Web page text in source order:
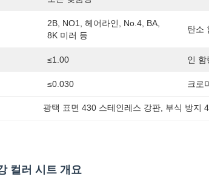
2B, NO1, 헤어라인, No.4, BA,
8K 미러 등
탄소
≤1.00 인 함
≤0.030 크로
광택 표면 430 스테인레스 강판 부식 방지
컬러 시트 개요